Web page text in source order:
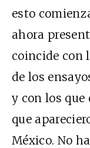
esto
ahora
coincide con
de los
y con los que
que
México. No